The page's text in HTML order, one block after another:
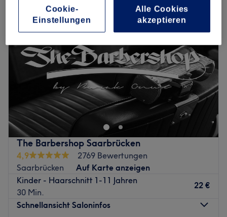
The Barbershop Saarbrücken
4,9
2769 Bewertungen
Saarbrücken
Auf Karte anzeigen
Kinder - Haarschnitt 1-11 Jahren
30 Min.
22 €
Schnellansicht Saloninfos
Cookie-
Einstellungen
Alle Cookies
akzeptieren